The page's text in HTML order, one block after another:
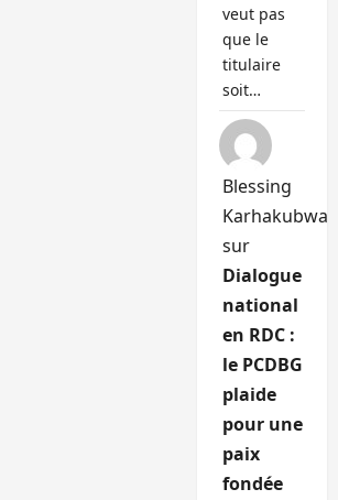
veut pas
que le
titulaire
soit…
Blessing
Karhakubwa
sur
Dialogue
national
en RDC :
le PCDBG
plaide
pour une
paix
fondée